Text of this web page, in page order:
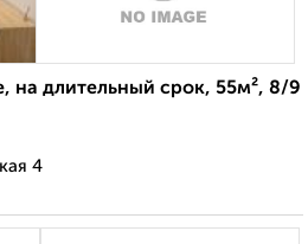
на длительный срок, 55м², 8/9
4